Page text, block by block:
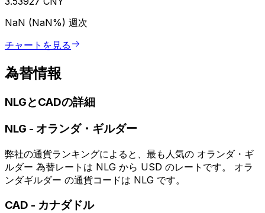
NaN (NaN%) 週次
チャートを見る
為替情報
NLGとCADの詳細
NLG - オランダ・ギルダー
弊社の通貨ランキングによると、最も人気の オランダ・ギ
ルダー 為替レートは NLG から USD のレートです。 オラ
ンダギルダー の通貨コードは NLG です。
CAD - カナダドル